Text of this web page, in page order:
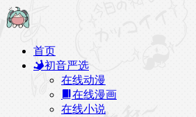
首页
初音严选
在线动漫
在线漫画
在线小说